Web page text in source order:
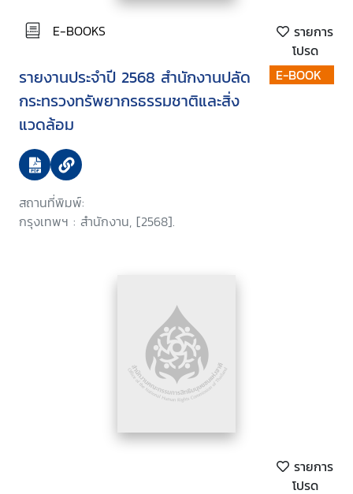
E-BOOKS
รายการ
โปรด
รายงานประจำปี 2568 สำนักงานปลัด
กระทรวงทรัพยากรธรรมชาติและสิ่ง
แวดล้อม
สถานที่พิมพ์:
กรุงเทพฯ : สำนักงาน, [2568].
E-BOOK
รายการ
โปรด